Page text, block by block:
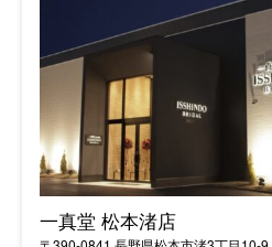
一真堂 松本渚店